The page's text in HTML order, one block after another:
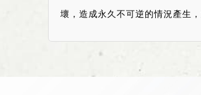
壞，造成永久不可逆的情況產生